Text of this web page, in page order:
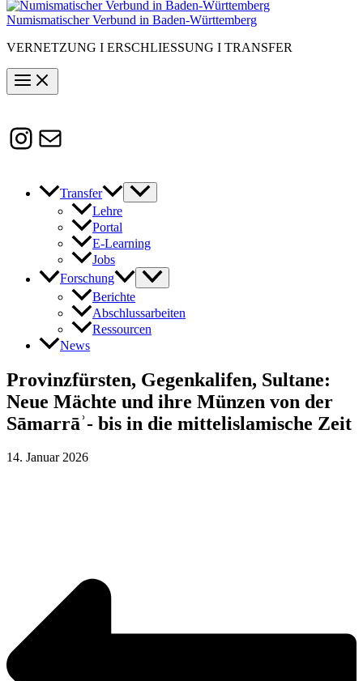
Numismatischer Verbund in Baden-Württemberg
VERNETZUNG I ERSCHLIESSUNG I TRANSFER
Instagram
Susanne.Boerner@zaw.uni-
heidelberg.de
Transfer
Lehre
Portal
E-Learning
Jobs
Forschung
Berichte
Abschlussarbeiten
Ressourcen
News
Provinzfürsten, Gegenkalifen, Sultane:
Neue Mächte und ihre Münzen von der
Sāmarrāʾ- bis in die mittelislamische Zeit
14. Januar 2026